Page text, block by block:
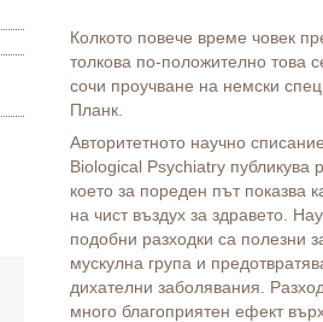
Колкото повече време човек
толкова по-положително това
сочи проучване на немски
Планк.
Авторитетното научно
Biological Psychiatry публикува
което за пореден път показва
на чист въздух за здравето.
подобни разходки са полезни
мускулна група и
дихателни заболявания.
много благоприятен ефект